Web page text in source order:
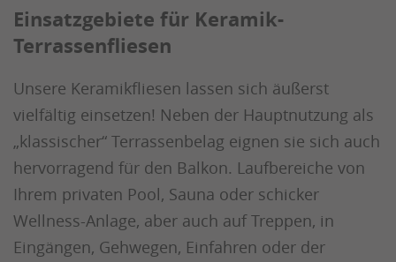
Einsatzgebiete für Keramik-
Terrassenfliesen
Unsere Keramikfliesen lassen sich äußerst
vielfältig einsetzen! Neben der Hauptnutzung als
„klassischer“ Terrassenbelag eignen sie sich auch
hervorragend für den Balkon. Laufbereiche von
Ihrem privaten Pool, Sauna oder schicker
Wellness-Anlage, aber auch auf Treppen, in
Eingängen, Gehwegen, Einfahren oder der